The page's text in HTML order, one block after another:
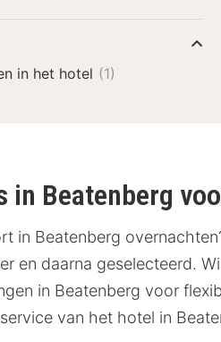
in het hotel (1)
in Beatenberg
in Beatenberg
en daarna geselecteerd.
in Beatenberg voor
van het hotel in